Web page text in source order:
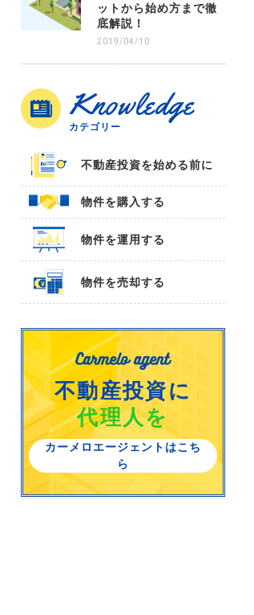
ットから始め方まで徹
底解説！
2019/04/10
Knowledge
カテゴリー
不動産投資を始める前に
物件を購入する
物件を運用する
物件を売却する
不動産投資に
代理人を
カーメロエージェントはこち
ら